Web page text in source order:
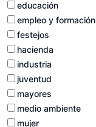
educación
empleo y formación
festejos
hacienda
industria
juventud
mayores
medio ambiente
mujer